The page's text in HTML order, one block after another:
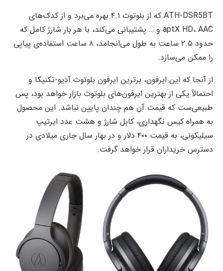
ATH-DSR5BT که از بلوتوث ۴.۱ بهره می‌برد و از کدک‌های
aptX HD، AAC و … پشتیبانی می‌کند، با هر بار شارژ کامل که
حدود ۲.۵ ساعت به طول می‌انجامد، ۸ ساعت استفاده‌ی پیاپی
را ممکن می‌سازد.
از آنجا که این ایرفون، برترین ایرفون بلوتوث آدیو-تکنیکا و
احتمالاً یکی از بهترین ایرفون‌های بلوتوث بازار خواهد بود، پس
طبیعی‌ست که قیمت آن هم چندان پایین نباشد. این محصول
به همراه کیس نگهداری، کابل شارژ و هشت عدد ایرتیپ
سیلیکونی، به قیمت ۴۰۰ دلار و در بهار سال جاری میلادی در
دسترس خریداران قرار خواهد گرفت.